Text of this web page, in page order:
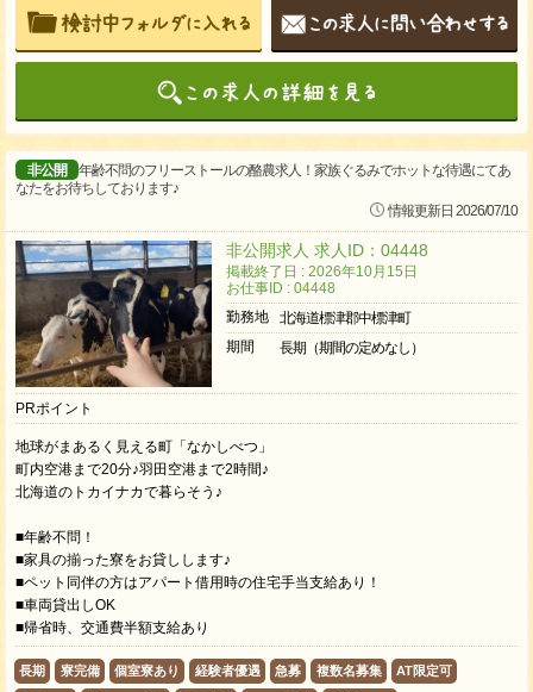
非公開
年齢不問のフリーストールの酪農求人！家族ぐるみでホットな待遇にてあ
なたをお待ちしております♪
情報更新日 2026/07/10
非公開求人 求人ID：04448
掲載終了日 : 2026年10月15日
お仕事ID : 04448
勤務地
北海道標津郡中標津町
期間
長期（期間の定めなし）
PRポイント
地球がまあるく見える町「なかしべつ」
町内空港まで20分♪羽田空港まで2時間♪
北海道のトカイナカで暮らそう♪
■年齢不問！
■家具の揃った寮をお貸しします♪
■ペット同伴の方はアパート借用時の住宅手当支給あり！
■車両貸出しOK
■帰省時、交通費半額支給あり
長期 寮完備 個室寮あり 経験者優遇 急募 複数名募集 AT限定可